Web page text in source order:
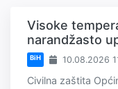
Visoke
narandžasto
BiH 10.08.2026
Civilna zaštita